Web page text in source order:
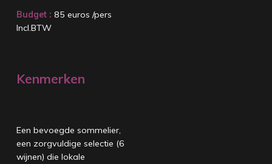
Budget : 85 euros /pers
Incl.BTW
Kenmerken
Een bevoegde sommelier,
een zorgvuldige selectie (6
wijnen) die lokale